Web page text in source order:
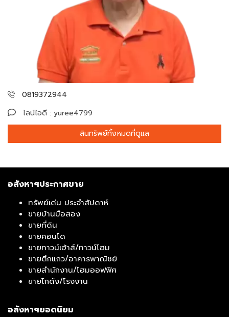
0819372944
ไลน์ไอดี : yuree4799
สินทรัพย์ทั้งหมดที่ดูแล
อสังหาฯประกาศขาย
ทรัพย์เด่น ประจำสัปดาห์
ขายบ้านมือสอง
ขายที่ดิน
ขายคอนโด
ขายทาวน์เฮ้าส์/ทาวน์โฮม
ขายตึกแถว/อาคารพาณิชย์
ขายสำนักงาน/โฮมออฟฟิศ
ขายโกดัง/โรงงาน
อสังหาฯยอดนิยม